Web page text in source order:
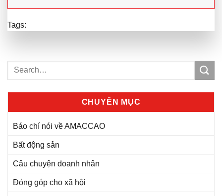
Tags:
CHUYÊN MỤC
Báo chí nói về AMACCAO
Bất động sản
Câu chuyện doanh nhân
Đóng góp cho xã hội